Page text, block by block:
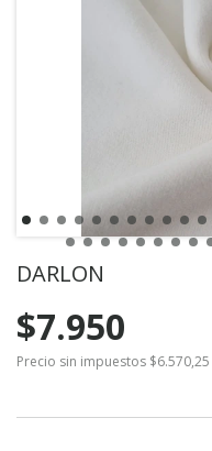
DARLON
$7.950
Precio sin impuestos $6.570,25